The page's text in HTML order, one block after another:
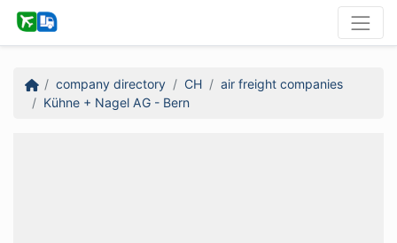
company directory CH
air freight companies
Kühne + Nagel AG - Bern